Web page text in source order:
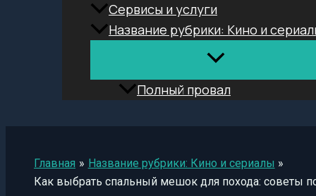
Сервисы и услуги
Название рубрики: Кино и
Полный провал
Главная
Название рубрики: Кино и сериалы
Как выбрать спальный мешок для похода: советы